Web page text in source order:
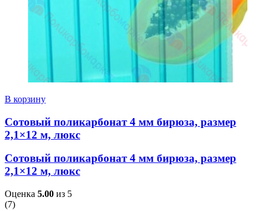
В корзину
Сотовый поликарбонат 4 мм бирюза, размер
2,1×12 м, люкс
Сотовый поликарбонат 4 мм бирюза, размер
2,1×12 м, люкс
Оценка 5.00 из 5
(7)